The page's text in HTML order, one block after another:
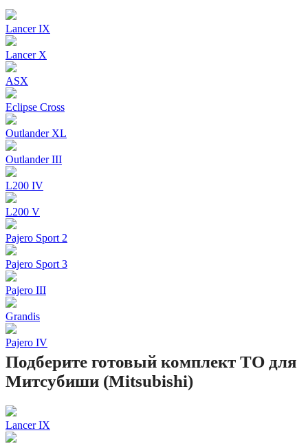
Lancer IX
Lancer X
ASX
Eclipse Cross
Outlander XL
Outlander III
L200 IV
L200 V
Pajero Sport 2
Pajero Sport 3
Pajero III
Grandis
Pajero IV
Подберите готовый комплект ТО для
Митсубиши (Mitsubishi)
Lancer IX